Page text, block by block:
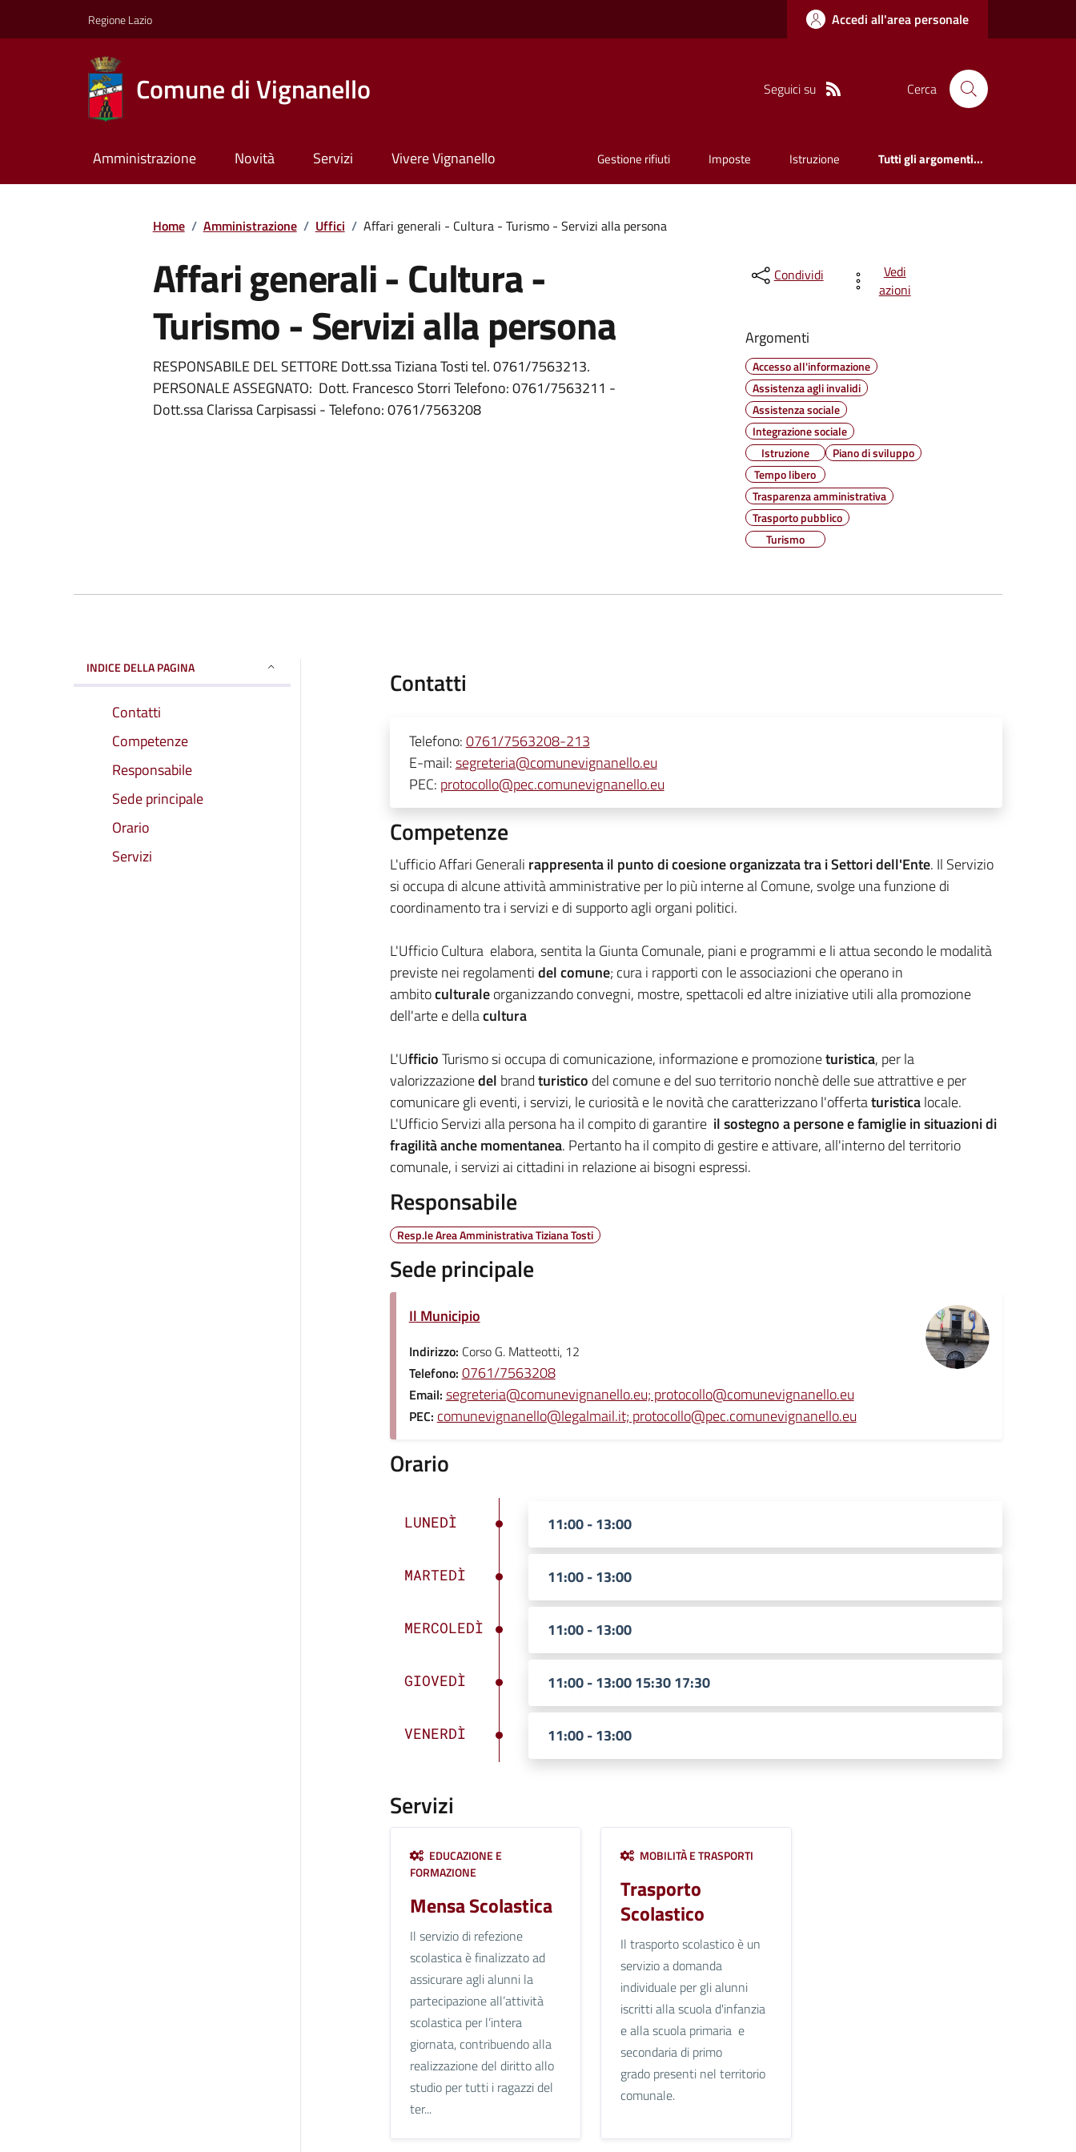
Regione Lazio Accedi all'area personale
Comune di Vignanello Seguici su Cerca
Amministrazione Novità Servizi Vivere Vignanello Gestione rifiuti Imposte Istruzione Tutti gli argomenti...
Home / Amministrazione / Uffici / Affari generali - Cultura - Turismo - Servizi alla persona
Affari generali - Cultura -
Turismo - Servizi alla persona
RESPONSABILE DEL SETTORE Dott.ssa Tiziana Tosti tel. 0761/7563213.
PERSONALE ASSEGNATO: Dott. Francesco Storri Telefono: 0761/7563211 -
Dott.ssa Clarissa Carpisassi - Telefono: 0761/7563208
Condividi
Vedi
azioni
Argomenti
Accesso all'informazione
Assistenza agli invalidi
Assistenza sociale
Integrazione sociale
Istruzione
Piano di sviluppo
Tempo libero
Trasparenza amministrativa
Trasporto pubblico
Turismo
INDICE DELLA PAGINA
Contatti
Competenze
Responsabile
Sede principale
Orario
Servizi
Contatti
Telefono:0761/7563208-213
E-mail:segreteria@comunevignanello.eu
PEC: protocollo@pec.comunevignanello.eu
Competenze
L'ufficio Affari Generali rappresenta il punto di coesione organizzata tra i Settori dell'Ente. Il Servizio
si occupa di alcune attività amministrative per lo più interne al Comune, svolge una funzione di
coordinamento tra i servizi e di supporto agli organi politici.
L'Ufficio Cultura elabora, sentita la Giunta Comunale, piani e programmi e li attua secondo le modalità
previste nei regolamentidel comune; cura i rapporti con le associazioni che operano in
ambitoculturaleorganizzando convegni, mostre, spettacoli ed altre iniziative utili alla promozione
dell'arte e dellacultura
L'UfficioTurismo si occupa di comunicazione, informazione e promozioneturistica, per la
valorizzazionedel brandturistico del comune e del suo territorio nonchè delle sue attrattive e per
comunicare gli eventi, i servizi, le curiosità e le novità che caratterizzano l'offertaturisticalocale.
L'Ufficio Servizi alla persona ha il compito di garantire il sostegno a persone e famiglie in situazioni di
fragilità anche momentanea. Pertanto ha il compito di gestire e attivare, all'interno del territorio
comunale, i servizi ai cittadini in relazione ai bisogni espressi.
Responsabile
Resp.le Area Amministrativa Tiziana Tosti
Sede principale
Il Municipio
Indirizzo: Corso G. Matteotti, 12
Telefono: 0761/7563208
Email: segreteria@comunevignanello.eu; protocollo@comunevignanello.eu
PEC: comunevignanello@legalmail.it; protocollo@pec.comunevignanello.eu
Orario
LUNEDÌ 11:00 - 13:00
MARTEDÌ 11:00 - 13:00
MERCOLEDÌ 11:00 - 13:00
GIOVEDÌ 11:00 - 13:00 15:30 17:30
VENERDÌ 11:00 - 13:00
Servizi
EDUCAZIONE E
FORMAZIONE
Mensa Scolastica
Il servizio di refezione
scolastica è finalizzato ad
assicurare agli alunni la
partecipazione all’attività
scolastica per l’intera
giornata, contribuendo alla
realizzazione del diritto allo
studio per tutti i ragazzi del
ter...
MOBILITÀ E TRASPORTI
Trasporto
Scolastico
Il trasporto scolastico è un
servizio a domanda
individuale per gli alunni
iscritti alla scuola d'infanzia
e alla scuola primaria e
secondaria di primo
grado presenti nel territorio
comunale.